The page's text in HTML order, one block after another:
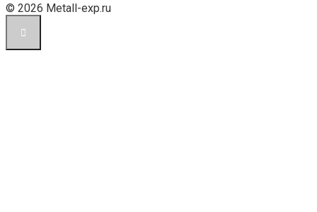
© 2026 Metall-exp.ru